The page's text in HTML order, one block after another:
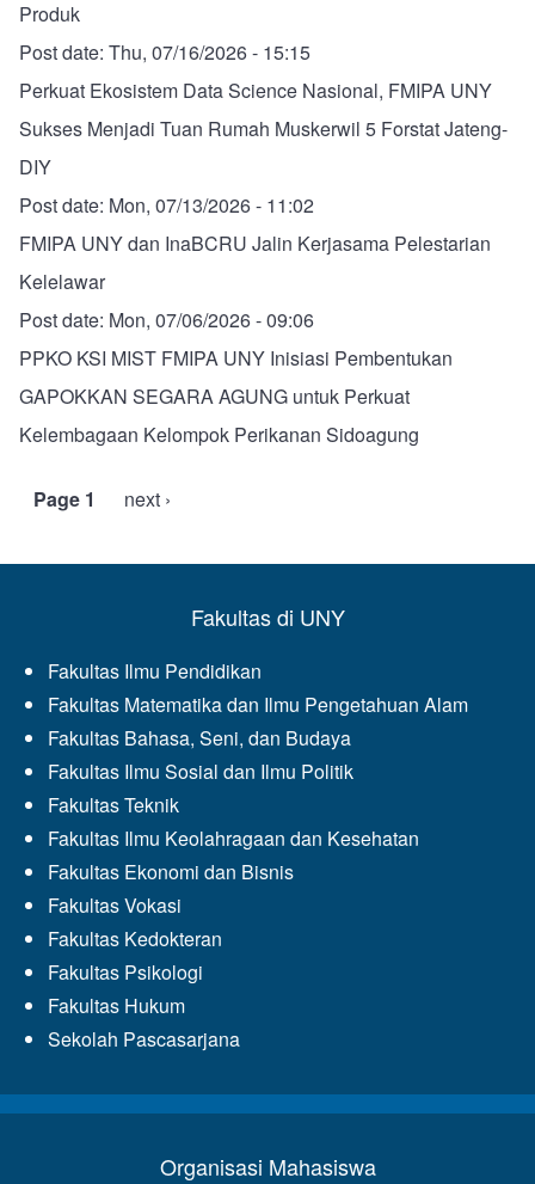
Produk
Post date: Thu, 07/16/2026 - 15:15
Perkuat Ekosistem Data Science Nasional, FMIPA UNY
Sukses Menjadi Tuan Rumah Muskerwil 5 Forstat Jateng-
DIY
Post date: Mon, 07/13/2026 - 11:02
FMIPA UNY dan InaBCRU Jalin Kerjasama Pelestarian
Kelelawar
Post date: Mon, 07/06/2026 - 09:06
PPKO KSI MIST FMIPA UNY Inisiasi Pembentukan
GAPOKKAN SEGARA AGUNG untuk Perkuat
Kelembagaan Kelompok Perikanan Sidoagung
Pagination
Page 1
Next
next ›
Fakultas di UNY
Fakultas Ilmu Pendidikan
Fakultas Matematika dan Ilmu Pengetahuan Alam
Fakultas Bahasa, Seni, dan Budaya
Fakultas Ilmu Sosial dan Ilmu Politik
Fakultas Teknik
Fakultas Ilmu Keolahragaan dan Kesehatan
Fakultas Ekonomi dan Bisnis
Fakultas Vokasi
Fakultas Kedokteran
Fakultas Psikologi
Fakultas Hukum
Sekolah Pascasarjana
Organisasi Mahasiswa